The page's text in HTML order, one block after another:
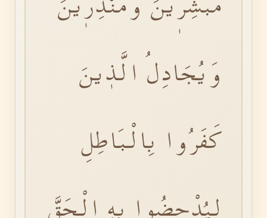
وَيُجَادِلُ الَّذٖينَ
كَفَرُوا بِالْبَاطِلِ